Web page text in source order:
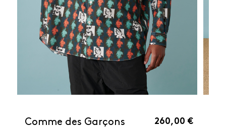
Comme des Garçons
260,00 €